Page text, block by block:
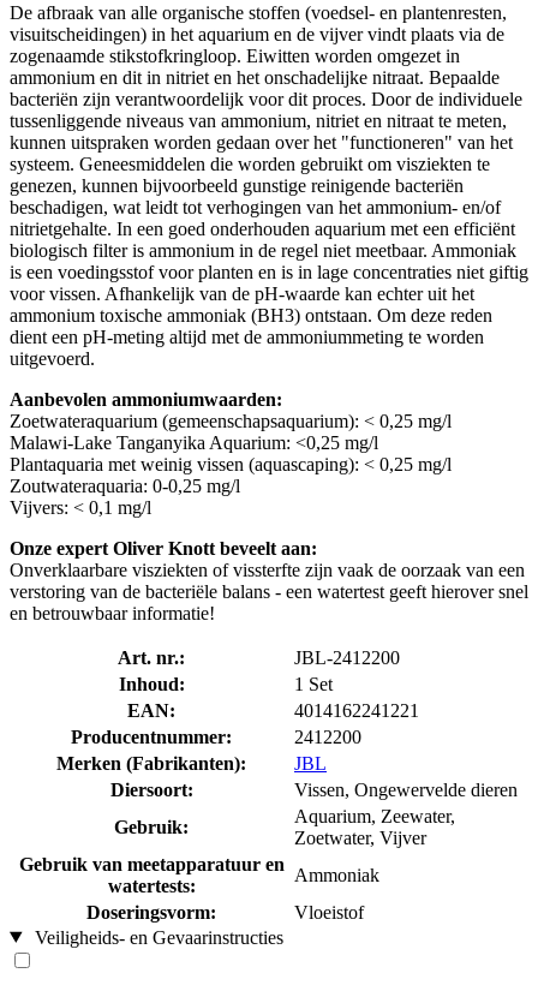
De afbraak van alle organische stoffen (voedsel- en plantenresten,
visuitscheidingen) in het aquarium en de vijver vindt plaats via de
zogenaamde stikstofkringloop. Eiwitten worden omgezet in
ammonium en dit in nitriet en het onschadelijke nitraat. Bepaalde
bacteriën zijn verantwoordelijk voor dit proces. Door de individuele
tussenliggende niveaus van ammonium, nitriet en nitraat te meten,
kunnen uitspraken worden gedaan over het "functioneren" van het
systeem. Geneesmiddelen die worden gebruikt om visziekten te
genezen, kunnen bijvoorbeeld gunstige reinigende bacteriën
beschadigen, wat leidt tot verhogingen van het ammonium- en/of
nitrietgehalte. In een goed onderhouden aquarium met een efficiënt
biologisch filter is ammonium in de regel niet meetbaar. Ammoniak
is een voedingsstof voor planten en is in lage concentraties niet giftig
voor vissen. Afhankelijk van de pH-waarde kan echter uit het
ammonium toxische ammoniak (BH3) ontstaan. Om deze reden
dient een pH-meting altijd met de ammoniummeting te worden
uitgevoerd.
Aanbevolen ammoniumwaarden:
Zoetwateraquarium (gemeenschapsaquarium): < 0,25 mg/l
Malawi-Lake Tanganyika Aquarium: <0,25 mg/l
Plantaquaria met weinig vissen (aquascaping): < 0,25 mg/l
Zoutwateraquaria: 0-0,25 mg/l
Vijvers: < 0,1 mg/l
Onze expert Oliver Knott beveelt aan:
Onverklaarbare visziekten of vissterfte zijn vaak de oorzaak van een
verstoring van de bacteriële balans - een watertest geeft hierover snel
en betrouwbaar informatie!
Art. nr.:
JBL-2412200
Inhoud:
1 Set
EAN:
4014162241221
Producentnummer:
2412200
Merken (Fabrikanten):
JBL
Diersoort:
Vissen, Ongewervelde dieren
Gebruik:
Aquarium, Zeewater,
Zoetwater, Vijver
Gebruik van meetapparatuur en
watertests:
Ammoniak
Doseringsvorm:
Vloeistof
Veiligheids- en Gevaarinstructies